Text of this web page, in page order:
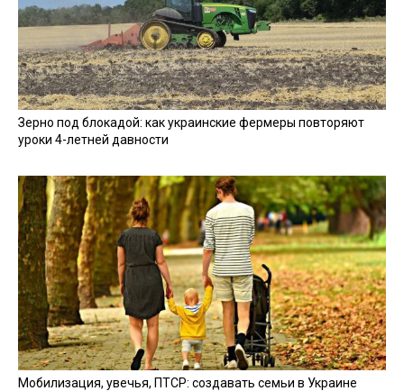
Зерно под блокадой: как украинские фермеры повторяют
уроки 4-летней давности
Мобилизация, увечья, ПТСР: создавать семьи в Украине